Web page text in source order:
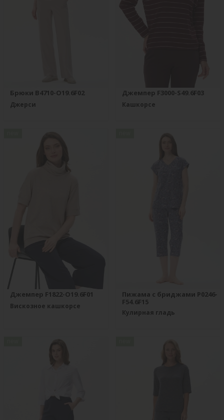
Брюки B4710-O19.6F02
Джерси
Джемпер F3000-S49.6F03
Кашкорсе
Джемпер F1822-O19.6F01
Вискозное кашкорсе
Пижама с бриджами P0246-
F54.6F15
Кулирная гладь